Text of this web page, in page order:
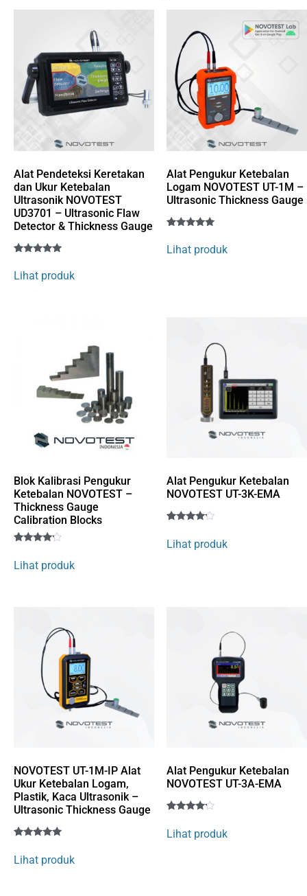
Alat Pendeteksi Keretakan
dan Ukur Ketebalan
Ultrasonik NOVOTEST
UD3701 – Ultrasonic Flaw
Detector & Thickness Gauge
5
out of 5
Lihat produk
Alat Pengukur Ketebalan
Logam NOVOTEST UT-1M –
Ultrasonic Thickness Gauge
5
out of 5
Lihat produk
Blok Kalibrasi Pengukur
Ketebalan NOVOTEST –
Thickness Gauge
Calibration Blocks
4
out of 5
Lihat produk
Alat Pengukur Ketebalan
NOVOTEST UT-3K-EMA
4
out of 5
Lihat produk
NOVOTEST UT-1M-IP Alat
Ukur Ketebalan Logam,
Plastik, Kaca Ultrasonik –
Ultrasonic Thickness Gauge
5
out of 5
Lihat produk
Alat Pengukur Ketebalan
NOVOTEST UT-3A-EMA
4
out of 5
Lihat produk